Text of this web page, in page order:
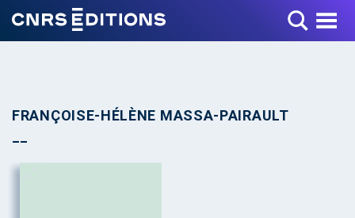
Toggle Menu
FRANÇOISE-HÉLÈNE MASSA-PAIRAULT